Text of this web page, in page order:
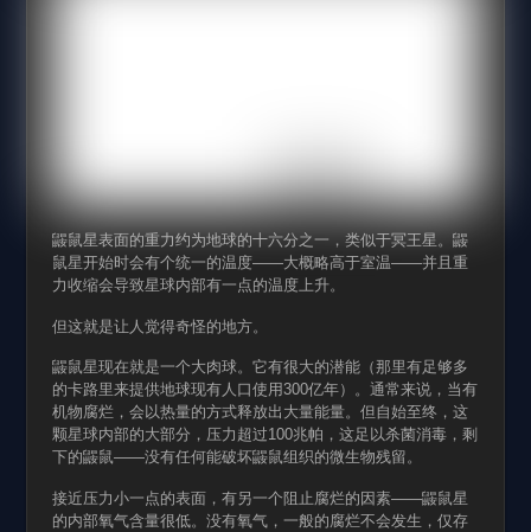
鼹鼠星表面的重力约为地球的十六分之一，类似于冥王星。鼹
鼠星开始时会有个统一的温度——大概略高于室温——并且重
力收缩会导致星球内部有一点的温度上升。
但这就是让人觉得奇怪的地方。
鼹鼠星现在就是一个大肉球。它有很大的潜能（那里有足够多
的卡路里来提供地球现有人口使用300亿年）。通常来说，当有
机物腐烂，会以热量的方式释放出大量能量。但自始至终，这
颗星球内部的大部分，压力超过100兆帕，这足以杀菌消毒，剩
下的鼹鼠——没有任何能破坏鼹鼠组织的微生物残留。
接近压力小一点的表面，有另一个阻止腐烂的因素——鼹鼠星
的内部氧气含量很低。没有氧气，一般的腐烂不会发生，仅存